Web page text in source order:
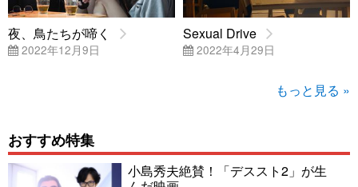
夜、鳥たちが啼く
2022年12月9日
Sexual Drive
2022年4月29日
もっと見る »
おすすめ特集
小島秀夫絶賛！「デススト2」が生